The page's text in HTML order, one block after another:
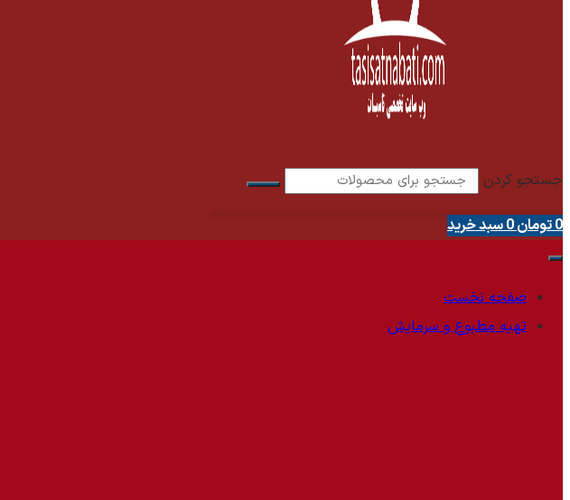
جستجو کردن
0تومان0سبد خرید
صفحه نخست
تهیه مطبوع و سرمایش